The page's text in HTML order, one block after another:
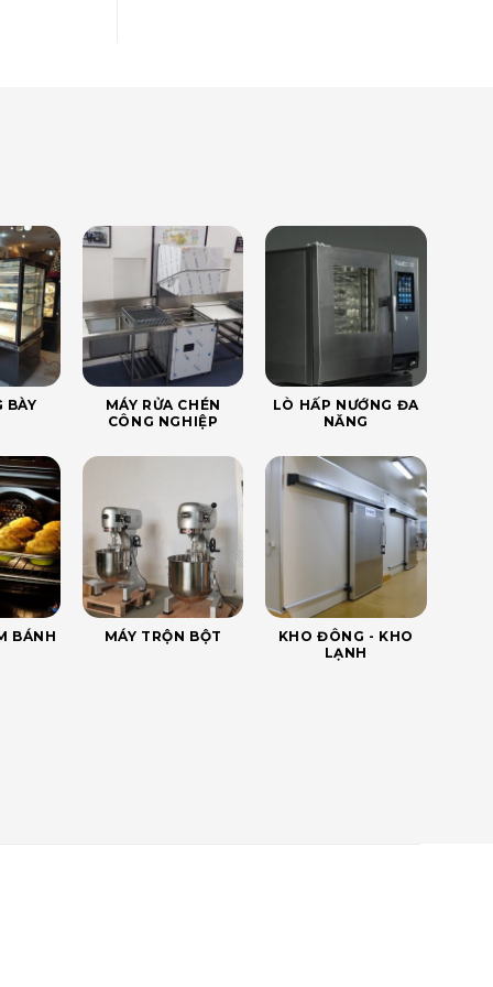
BÀY
MÁY RỬA CHÉN
CÔNG NGHIỆP
LÒ HẤP NƯỚNG ĐA
NĂNG
BÁNH MÁY TRỘN BỘT
KHO ĐÔNG - KHO
LẠNH